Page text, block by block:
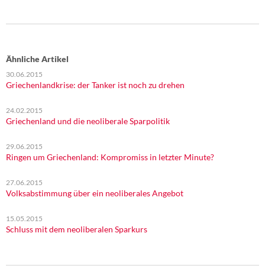
Über mich
Kontakt
Ähnliche Artikel
30.06.2015
Griechenlandkrise: der Tanker ist noch zu drehen
24.02.2015
Griechenland und die neoliberale Sparpolitik
29.06.2015
Ringen um Griechenland: Kompromiss in letzter Minute?
27.06.2015
Volksabstimmung über ein neoliberales Angebot
15.05.2015
Schluss mit dem neoliberalen Sparkurs